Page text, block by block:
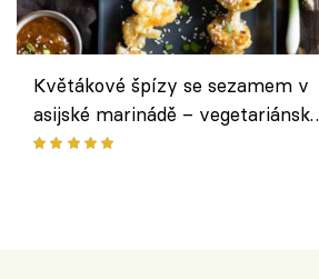
Květákové špízy se sezamem v
asijské marinádě – vegetariánská
chuťovka z grilu